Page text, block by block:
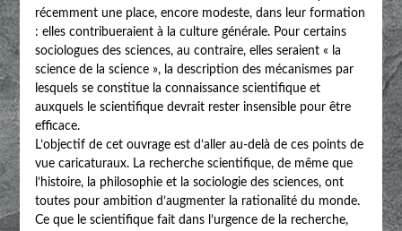
récemment une place, encore modeste, dans leur formation
: elles contribueraient à la culture générale. Pour certains
sociologues des sciences, au contraire, elles seraient « la
science de la science », la description des mécanismes par
lesquels se constitue la connaissance scientifique et
auxquels le scientifique devrait rester insensible pour être
efficace.
L’objectif de cet ouvrage est d’aller au-delà de ces points de
vue caricaturaux. La recherche scientifique, de même que
l’histoire, la philosophie et la sociologie des sciences, ont
toutes pour ambition d’augmenter la rationalité du monde.
Ce que le scientifique fait dans l’urgence de la recherche,